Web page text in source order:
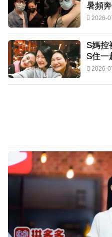
暑頻
2026-
S媽控
S住一
2026-